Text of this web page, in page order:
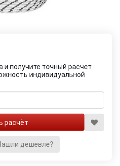
получите точный расчёт
индивидуальной
дешевле?